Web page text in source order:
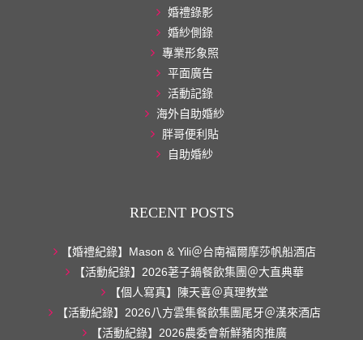
婚禮錄影
婚紗側錄
專業形象照
平面廣告
活動記錄
海外自助婚紗
胖哥便利貼
自助婚紗
RECENT POSTS
【婚禮紀錄】Mason & Yili＠台南福爾摩莎帆船酒店
【活動紀錄】2026荖子鍋餐飲集團＠大直典華
【個人寫真】陳天喜＠真理教堂
【活動紀錄】2026八方雲集餐飲集團尾牙＠漢來酒店
【活動紀錄】2026農委會新鮮豬肉推廣